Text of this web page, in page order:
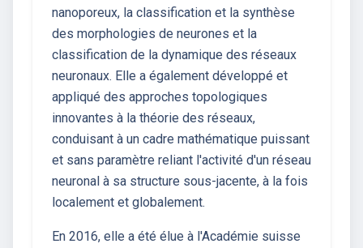
nanoporeux, la classification et la synthèse
des morphologies de neurones et la
classification de la dynamique des réseaux
neuronaux. Elle a également développé et
appliqué des approches topologiques
innovantes à la théorie des réseaux,
conduisant à un cadre mathématique puissant
et sans paramètre reliant l'activité d'un réseau
neuronal à sa structure sous-jacente, à la fois
localement et globalement.
En 2016, elle a été élue à l'Académie suisse